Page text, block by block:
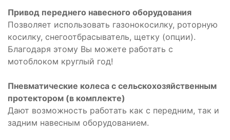
Привод переднего навесного оборудования
Позволяет использовать газонокосилку, роторную
косилку, снегоотбрасыватель, щетку (опции).
Благодаря этому Вы можете работать с
мотоблоком круглый год!
Пневматические колеса с сельскохозяйственным
протектором (в комплекте)
Дают возможность работать как с передним, так и
задним навесным оборудованием.